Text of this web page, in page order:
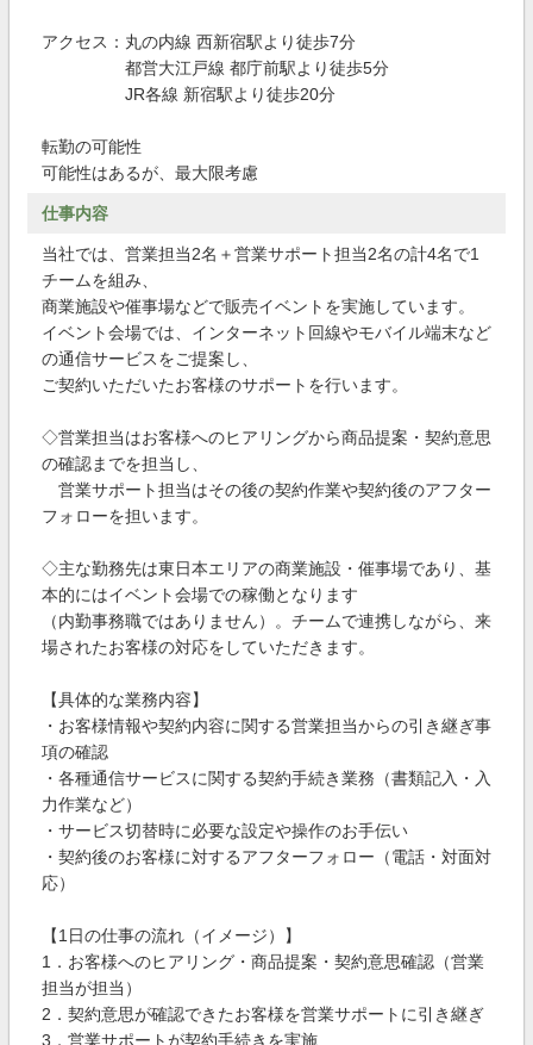
アクセス：丸の内線 西新宿駅より徒歩7分
都営大江戸線 都庁前駅より徒歩5分
JR各線 新宿駅より徒歩20分
転勤の可能性
可能性はあるが、最大限考慮
仕事内容
当社では、営業担当2名＋営業サポート担当2名の計4名で1
チームを組み、
商業施設や催事場などで販売イベントを実施しています。
イベント会場では、インターネット回線やモバイル端末など
の通信サービスをご提案し、
ご契約いただいたお客様のサポートを行います。
◇営業担当はお客様へのヒアリングから商品提案・契約意思
の確認までを担当し、
営業サポート担当はその後の契約作業や契約後のアフター
フォローを担います。
◇主な勤務先は東日本エリアの商業施設・催事場であり、基
本的にはイベント会場での稼働となります
（内勤事務職ではありません）。チームで連携しながら、来
場されたお客様の対応をしていただきます。
【具体的な業務内容】
・お客様情報や契約内容に関する営業担当からの引き継ぎ事
項の確認
・各種通信サービスに関する契約手続き業務（書類記入・入
力作業など）
・サービス切替時に必要な設定や操作のお手伝い
・契約後のお客様に対するアフターフォロー（電話・対面対
応）
【1日の仕事の流れ（イメージ）】
1．お客様へのヒアリング・商品提案・契約意思確認（営業
担当が担当）
2．契約意思が確認できたお客様を営業サポートに引き継ぎ
3．営業サポートが契約手続きを実施